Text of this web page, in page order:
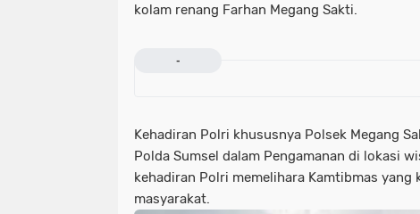
kolam renang Farhan Megang Sakti.
-
Kehadiran Polri khususnya Polsek Megang
Polda Sumsel dalam Pengamanan di lokasi
kehadiran Polri memelihara Kamtibmas
masyarakat.